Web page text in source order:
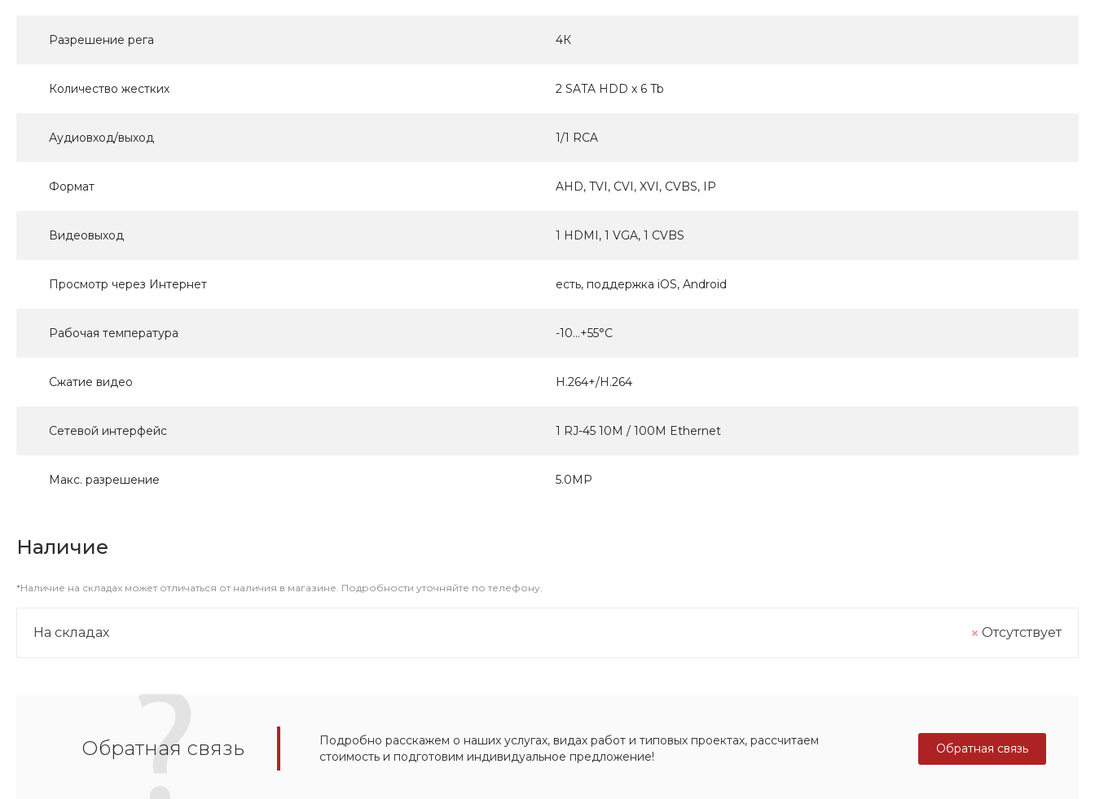
Разрешение рега 4К
Количество жестких 2 SATA HDD x 6 Tb
Аудиовход/выход 1/1 RCA
Формат AHD, TVI, CVI, XVI, CVBS, IP
Видеовыход 1 HDMI, 1 VGA, 1 CVBS
Просмотр через Интернет есть, поддержка iOS, Android
Рабочая температура -10...+55°С
Сжатие видео H.264+/Н.264
Сетевой интерфейс 1 RJ-45 10M / 100M Ethernet
Макс. разрешение 5.0МР
Наличие
*Наличие на складах может отличаться от наличия в магазине. Подробности уточняйте по телефону.
На складах Отсутствует
Обратная связь
Подробно расскажем о наших услугах, видах работ и типовых проектах, рассчитаем
стоимость и подготовим индивидуальное предложение!
Обратная связь